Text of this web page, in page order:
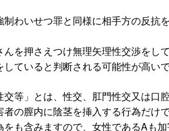
わいせつ罪と同様に相手方の反抗
を押さえつけ無理矢理性交渉をし
ていると判断される可能性が高いで
交等」とは、性交、肛門性交又は口
者の膣内に陰茎を挿入する行為だけ
も含みますので、女性であるAも加